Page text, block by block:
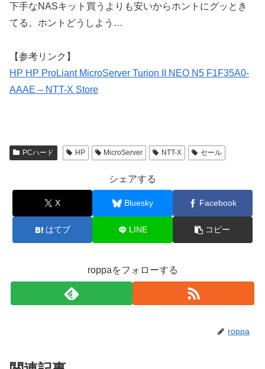
下手なNASキット買うよりも安いからホントにグッとき
てる。ホントどうしよう…
【参考リンク】
HP HP ProLiant MicroServer Turion II NEO N5 F1F35A0-
AAAE – NTT-X Store
PCハード HP MicroServer NTT-X セール
シェアする
X Bluesky Facebook
はてブ LINE コピー
roppaをフォローする
roppa